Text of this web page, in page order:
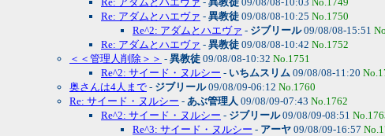
Re: アダムとハエヴァ - 異教徒 09/08/08-10:25 No.1750
Re^2: アダムとハエヴァ - ジブリール09/08/08-15:51
Re: アダムとハエヴァ - 異教徒 09/08/08-10:42 No.1752
＜＜管理人削除＞＞ - 異教徒 09/08/08-10:32 No.1751
Re^2: サイード・ヌルシー - いちムスリム 09/08/08-11:20
奥さんは4人まで - ジブリール09/08/09-06:12 No.1760
Re: サイード・ヌルシー - あぶ管理人 09/08/09-07:43 No.1762
Re^2: サイード・ヌルシー - ジブリール09/08/09-08:51
Re^3: サイード・ヌルシー - アーヤ 09/08/09-16:57